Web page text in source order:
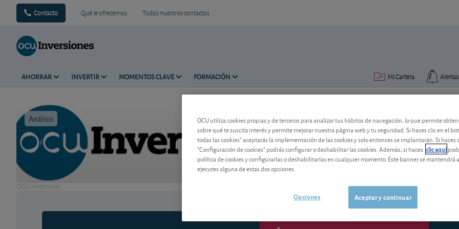
Contacto Qué le ofrecemos Todos nuestros contactos
AHORRAR INVERTIR MOMENTOS CLAVE FORMACIÓN Alertas
Mi Cartera
Análisis Tiempo de lectura: 4 min.
OCU Inversiones
Truco para ahorrar
A la hora de adaptar su cartera a los
posibilidad de ahorrar un buen
OCU utiliza cookies propias y de terceros para analizar tus hábitos de navegación, lo que permite
sobre qué te suscita interés y permite mejorar nuestra página web y tu seguridad. Si haces clic en el
todas las cookies" aceptarás la implementación de las cookies y solo entonces se implantarán. Si haces
"Configuración de cookies" podrás configurar o deshabilitar las cookies. Además, si haces clic aquí
política de cookies y configurarlas o deshabilitarlas en cualquier momento. Este banner se mantendrá
ejecutes alguna de estas dos opciones.
Aceptar y continuar
Opciones